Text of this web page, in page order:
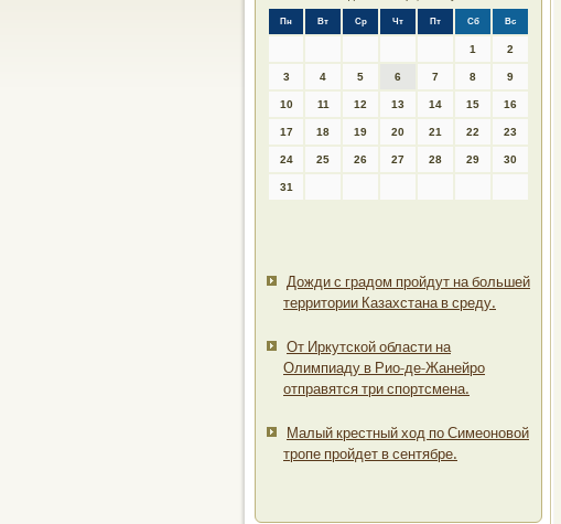
Пн Вт Ср Чт Пт Сб Вс
1 2
3 4 5 6 7 8 9
10 11 12 13 14 15 16
17 18 19 20 21 22 23
24 25 26 27 28 29 30
31
Дожди с градом пройдут на большей
территории Казахстана в среду.
От Иркутской области на
Олимпиаду в Рио-де-Жанейро
отправятся три спортсмена.
Малый крестный ход по Симеоновой
тропе пройдет в сентябре.